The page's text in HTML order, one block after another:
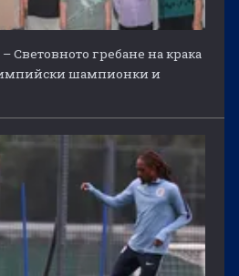
Световното гребане на крака
шампионки и